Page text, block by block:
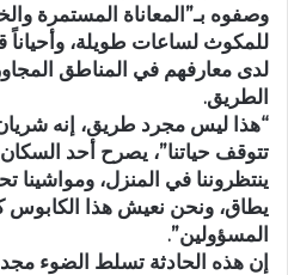
وصفوه بـ”المعاناة المستمرة
للمكوث لساعات طويلة، وأحياناً
لدى معارفهم في المناطق
الطريق.
“هذا ليس مجرد طريق، إنه شريان
تتوقف حياتنا”، يصرح أحد
ينتظروننا في المنزل، ومواشينا
يطاق، ونحن نعيش هذا
المسؤولين”.
إن هذه الحادثة تسلط الضوء